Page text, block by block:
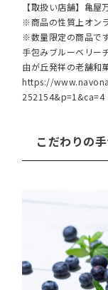
【取扱い店舗】亀
※商品の性質上オン
※数量限定の商品で
手包みブルーベリー
由が丘発祥の老舗和
https://
252154&p=1&ca=4
こだわりの